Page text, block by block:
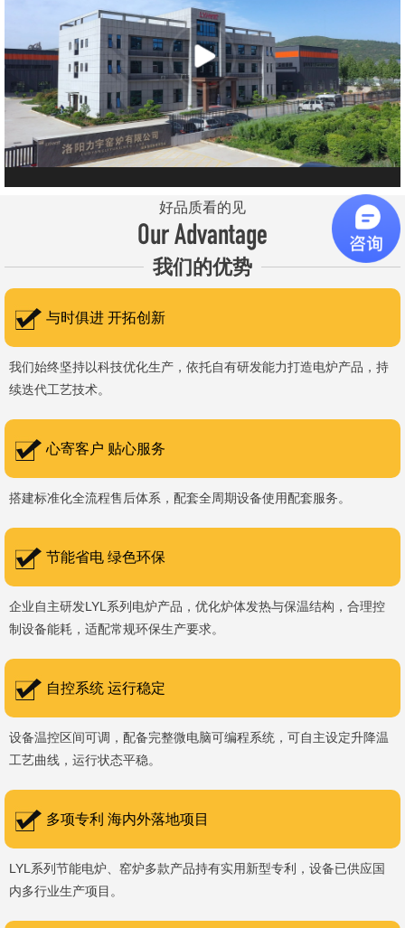
元件、高温窑具等。 历经二十余年市场积累，公司产品质量稳
定、性能可靠，应用场景覆盖高校、科研院所、工矿企业等领域，服
务于粉末、冶金、电子、煤炭、医药、陶瓷、玻璃、铝业、汽车、特
种新材料、耐火材料、新能源、航天航空、化工、金属烧结及金属热
处理等行业，产品覆盖国内多省市，并出口至海外多个国家和地
区。 近年来，公司通过理念更新、体制机制优化与科技创新，于
稳步增长，国内市场份额稳步提升，并获得质量诚信AAA 级企业荣
誉证书。 在产品技术方面，公司坚持精益求精、持续创新，自主
研发LYL系列节能精密型智能化电炉、窑炉产品，多项产品通过相关
权威认证。产品具备升温快、节能效果显著、温控精准、智能自动化
程度高、运行稳定、保温性能优良、全程电脑控制、可编程自动升降
盟CE认证。 公司凭借技术积累与产品优势，获得多项官方资质
认定：高新 技术企业、科技型中小企业、洛阳市企业研发中心（证
书编号：202207080）、河南省专精特新企业。 我们坚持以
科技促生产，以质量创品牌，以品牌创市场的战略发展，实现科学化
国内外新老客户前来参观洽谈，让我们携手，合作共赢，共创新未
来！洛阳新安工厂视频洛阳高新工厂视频
好品质看的见
Our Advantage
我们的优势
与时俱进 开拓创新
我们始终坚持以科技优化生产，依托自有研发能力打造电炉产品，持
续迭代工艺技术。
心寄客户 贴心服务
搭建标准化全流程售后体系，配套全周期设备使用配套服务。
节能省电 绿色环保
企业自主研发LYL系列电炉产品，优化炉体发热与保温结构，合理控
制设备能耗，适配常规环保生产要求。
自控系统 运行稳定
设备温控区间可调，配备完整微电脑可编程系统，可自主设定升降温
工艺曲线，运行状态平稳。
多项专利 海内外落地项目
LYL系列节能电炉、窑炉多款产品持有实用新型专利，设备已供应国
内多行业生产项目。